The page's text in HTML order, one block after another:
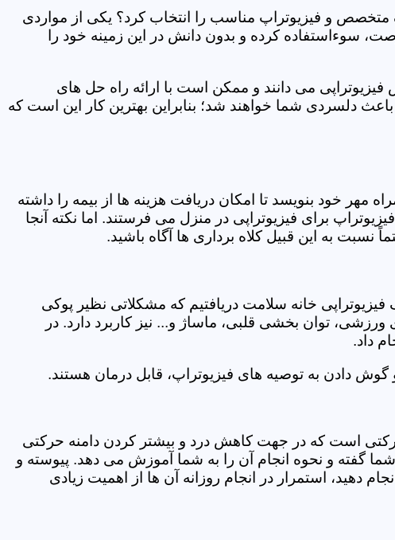
متخصص و فیزیوتراپ مناسب را انتخاب کرد؟ یکی از مواردی
سوءاستفاده کرده و بدون دانش در این زمینه خود را
می دانند و ممکن است با ارائه راه حل های
دلسردی شما خواهند شد؛ بنابراین بهترین کار این است که
مهر خود بنویسد تا امکان دریافت هزینه ها از بیمه را داشته
برای فیزیوتراپی در منزل می فرستند. اما نکته آنجا
نسبت به این قبیل کلاه برداری ها آگاه باشید.
فیزیوتراپی خانه سلامت دریافتیم که مشکلاتی نظیر پوکی
توان بخشی قلبی، ماساژ و... نیز کاربرد دارد. در
داد.
دادن به توصیه های فیزیوتراپ، قابل درمان هستند.
حرکتی است که در جهت کاهش درد و بیشتر کردن دامنه حرکتی
گفته و نحوه انجام آن را به شما آموزش می دهد. پیوسته و
دهید، استمرار در انجام روزانه آن ها از اهمیت زیادی